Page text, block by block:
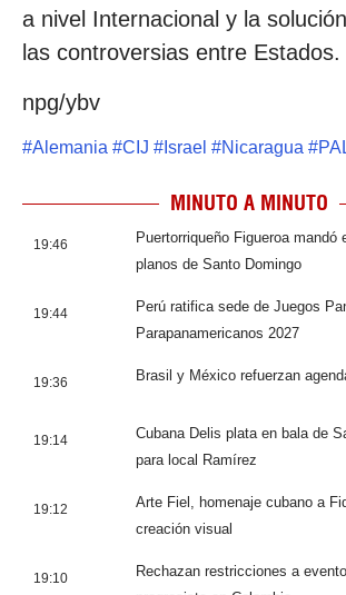
a nivel Internacional y la
las controversias entre Estados.
npg/ybv
#Alemania #CIJ # Israel #Nicaragua #
MINUTO A MINUTO
19:46
Puertorriqueño Figueroa mandó
planos de Santo Domingo
19:44
Perú ratifica sede de Juegos
Parapanamericanos 2027
19:36 Brasil y México refuerzan
19:14
Cubana Delis plata en bala de
para local Ramírez
19:12
Arte Fiel, homenaje cubano a
creación visual
19:10
Rechazan restricciones a